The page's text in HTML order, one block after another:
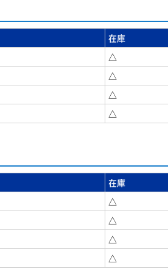
在庫
△
△
△
△
在庫
△
△
△
△